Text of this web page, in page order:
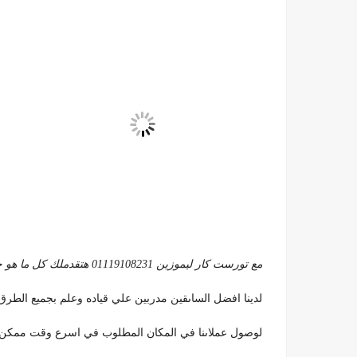
مع تورست كار ليموزين 01119108231 هتقدملك كل ما هو جديد و متميز في تخصصات النقل السياحي و وسيارات السفاري
لدينا افضل الساىقين مدربين علي قياده وعلم بجميع
لوصول عملاىنا في المكان المطلوب في اسرع وقت